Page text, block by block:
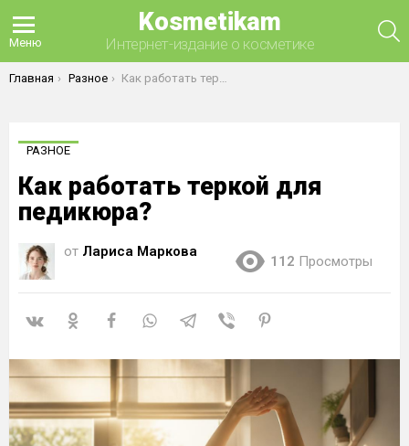
Меню
Kosmetikam
Интернет-издание о косметике
Вы здесь:
Главная Разное Как работать теркой для педикюра?
РАЗНОЕ
Как работать теркой для
педикюра?
от Лариса Маркова
112 Просмотры